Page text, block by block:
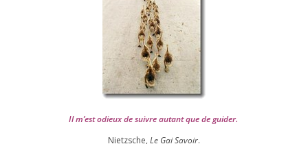
Il m’est odieux de suivre autant que de gui­der.
Nietzsche, Le Gai Savoir.